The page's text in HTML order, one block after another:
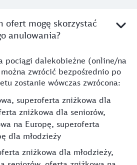
ofert mogę skorzystać
anulowania?
pociągi dalekobieżne (online/na
zwrócić bezpośrednio po
zostanie wówczas zwrócona:
superoferta zniżkowa dla
zniżkowa dla seniorów,
na Europę, superoferta
dla młodzieży
zniżkowa dla młodzieży,